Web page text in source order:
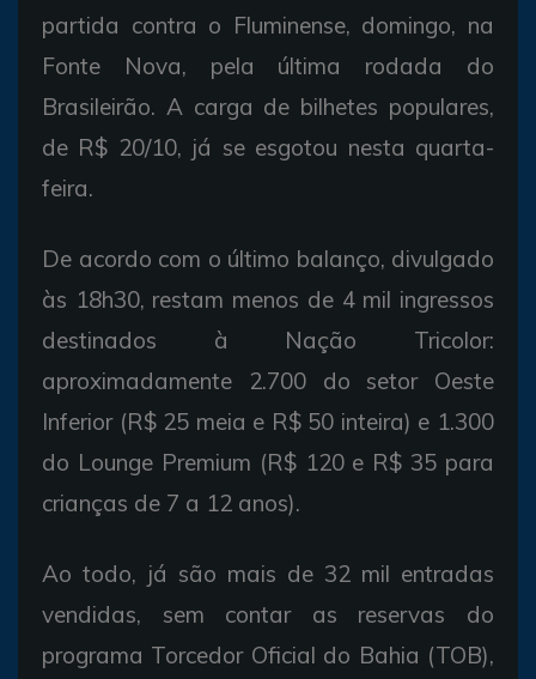
partida contra o Fluminense, domingo, na
Fonte Nova, pela última rodada do
Brasileirão. A carga de bilhetes populares,
de R$ 20/10, já se esgotou nesta quarta-
feira.
De acordo com o último balanço, divulgado
às 18h30, restam menos de 4 mil ingressos
destinados à Nação Tricolor:
aproximadamente 2.700 do setor Oeste
Inferior (R$ 25 meia e R$ 50 inteira) e 1.300
do Lounge Premium (R$ 120 e R$ 35 para
crianças de 7 a 12 anos).
Ao todo, já são mais de 32 mil entradas
vendidas, sem contar as reservas do
programa Torcedor Oficial do Bahia (TOB),